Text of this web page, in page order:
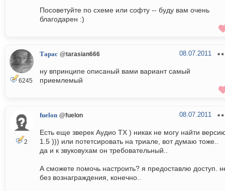
Посоветуйте по схеме или софту -- буду вам очень
благодарен :)
6245
Тарас @tarasian666 08.07.2011
ну впринципе описаный вами вариант самый
приемлемый
2
fuelon @fuelon 08.07.2011
Есть еще зверек Аудио ТX ) никак не могу найти
1.5 ))) или потетсировать на триале, вот думаю тоже..
да и к звуковухам он требовательный..
А сможете помочь настроить? я предоставлю доступ.
без вознаграждения, конечно..